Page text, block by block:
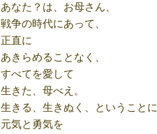
あなた？は、お母さん、
戦争の時代にあって、
正直に
あきらめることなく、
すべてを愛して
生きた、母べえ。
生きる、生きぬく、ということに
元気と勇気を